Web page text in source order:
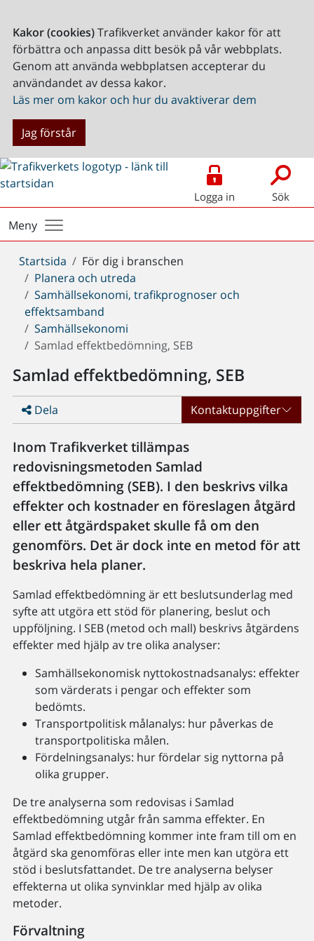
Kakor (cookies)Trafikverket använder kakor för att
förbättra och anpassa ditt besök på vår webbplats.
Genom att använda webbplatsen accepterar du
användandet av dessa kakor.
Läs mer om kakor och hur du avaktiverar dem
Jag förstår
Logga in Sök
Meny
Du
är
här:
Startsida
För dig i branschen
Planera och utreda
Samhällsekonomi, trafikprognoser och
effektsamband
Samhällsekonomi
Samlad effektbedömning, SEB
Samlad effektbedömning, SEB
Dela Kontaktuppgifter
Inom Trafikverket tillämpas
redovisningsmetoden Samlad
effektbedömning (SEB). I den beskrivs vilka
effekter och kostnader en föreslagen åtgärd
eller ett åtgärdspaket skulle få om den
genomförs. Det är dock inte en metod för att
beskriva hela planer.
Samlad effektbedömning är ett beslutsunderlag med
syfte att utgöra ett stöd för planering, beslut och
uppföljning. I SEB (metod och mall) beskrivs åtgärdens
effekter med hjälp av tre olika analyser:
Samhällsekonomisk nyttokostnadsanalys: effekter
som värderats i pengar och effekter som
bedömts.
Transportpolitisk målanalys: hur påverkas de
transportpolitiska målen.
Fördelningsanalys: hur fördelar sig nyttorna på
olika grupper.
De tre analyserna som redovisas i Samlad
effektbedömning utgår från samma effekter. En
Samlad effektbedömning kommer inte fram till om en
åtgärd ska genomföras eller inte men kan utgöra ett
stöd i beslutsfattandet. De tre analyserna belyser
effekterna ut olika synvinklar med hjälp av olika
metoder.
Förvaltning